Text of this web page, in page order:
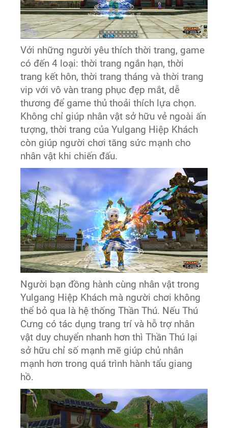
Với những người yêu thích thời trang, game
có đến 4 loại: thời trang ngắn hạn, thời
trang kết hôn, thời trang tháng và thời trang
vip với vô vàn trang phục đẹp mắt, dễ
thương để game thủ thoải thích lựa chọn.
Không chỉ giúp nhân vật sở hữu vẻ ngoài ấn
tượng, thời trang của Yulgang Hiệp Khách
còn giúp người chơi tăng sức mạnh cho
nhân vật khi chiến đấu.
Người bạn đồng hành cùng nhân vật trong
Yulgang Hiệp Khách mà người chơi không
thể bỏ qua là hệ thống Thần Thú. Nếu Thú
Cưng có tác dụng trang trí và hỗ trợ nhân
vật duy chuyển nhanh hơn thì Thần Thú lại
sở hữu chỉ số mạnh mẽ giúp chủ nhân
mạnh hơn trong quá trình hành tẩu giang
hồ.